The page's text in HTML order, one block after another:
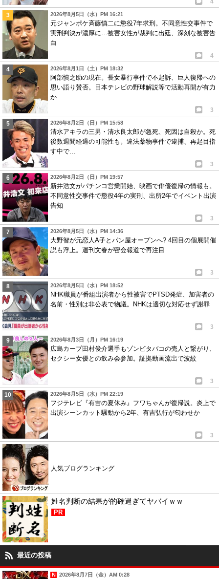
4
2026年8月5日（水）PM 16:21
元ジャンポケ斉藤慎二に懲役7年求刑。不同意性交事件で
実刑判決が濃厚に…被害女性が裁判に出廷、深刻な被害告
白
4
2026年8月1日（土）PM 18:32
阿部慎之助の現在。長女暴行事件で不起訴、巨人復帰への
思い語り賛否。日本テレビの野球解説等で活動再開が有力
か
3
2026年8月2日（日）PM 15:58
清水アキラの三男・清水良太郎が急死、死因は自殺か。死
後数週間経過の可能性も。違法薬物事件で逮捕、再起目指
す中で…
3
2026年8月2日（日）PM 19:57
新井浩文がパチンコ営業開始、映画で俳優復帰の情報も。
不同意性交事件で懲役4年の実刑、出所2年でイベント出演
告知
3
2026年8月5日（水）PM 14:36
大野智が元恋人A子とパン屋オープンへ? 4回目の個展開催
説も浮上。週刊文春が密会報道で再注目
3
2026年8月5日（水）PM 18:52
NHK職員が番組出演者から性被害でPTSD発症、加害者の
名前・性別は非公表で物議。NHKは適切な対応せず謝罪
3
2026年8月3日（月）PM 16:19
広島カープ田村俊介選手もゾンビタバコの売人と繋がり、
セクシー女優との飲み会参加。証拠動画流出で波紋
3
2026年8月5日（水）PM 22:19
フジテレビ『有吉の夏休み』フワちゃんが復帰説。炎上で
出演シーンカット騒動から2年、有吉弘行が匂わせか
3
人気ブログランキング
姓名判断の結果が的確過ぎてヤバイｗｗ
PR
最近の投稿
2026年8月7日（金）AM 0:28